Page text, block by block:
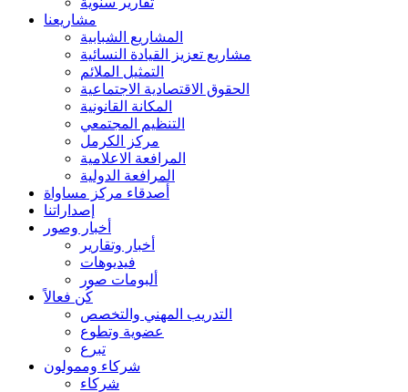
مشاريعنا
المشاريع الشبابية
مشاريع تعزيز القيادة النسائية
التمثيل الملائم
الحقوق الاقتصادية الاجتماعية
المكانة القانونية
التنظيم المجتمعي
مركز الكرمل
المرافعة الاعلامية
المرافعة الدولية
أصدقاء مركز مساواة
إصداراتنا
أخبار وصور
أخبار وتقارير
فيديوهات
ألبومات صور
كُن فعالاً
التدريب المهني والتخصص
عضوية وتطوع
تبرع
شركاء وممولون
شركاء